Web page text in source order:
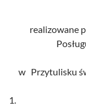
realizowane
w Przytulisku